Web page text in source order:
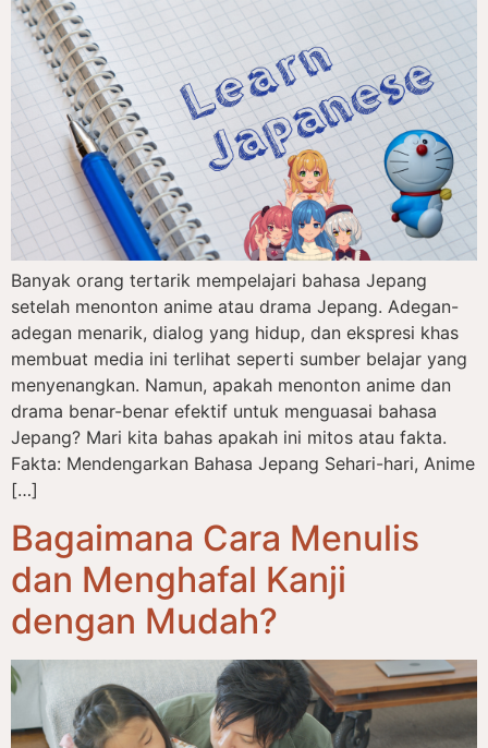
Banyak orang tertarik mempelajari bahasa Jepang
setelah menonton anime atau drama Jepang. Adegan-
adegan menarik, dialog yang hidup, dan ekspresi khas
membuat media ini terlihat seperti sumber belajar yang
menyenangkan. Namun, apakah menonton anime dan
drama benar-benar efektif untuk menguasai bahasa
Jepang? Mari kita bahas apakah ini mitos atau fakta.
Fakta: Mendengarkan Bahasa Jepang Sehari-hari, Anime
[…]
Bagaimana Cara Menulis
dan Menghafal Kanji
dengan Mudah?